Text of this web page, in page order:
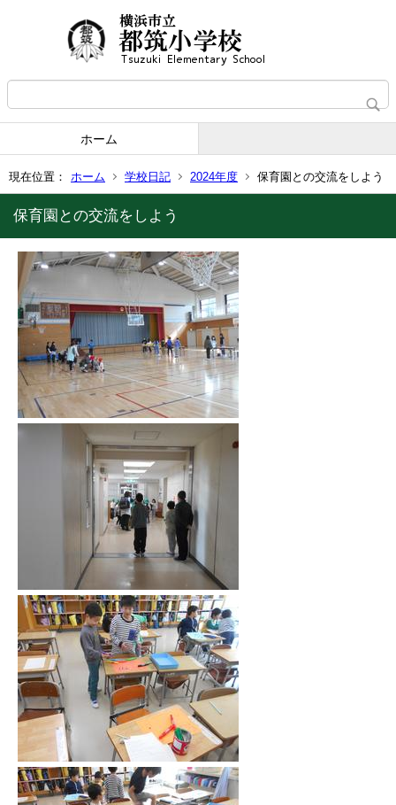
ホーム
現在位置： ホーム 学校日記 2024年度 保育園との交流をしよう
保育園との交流をしよう